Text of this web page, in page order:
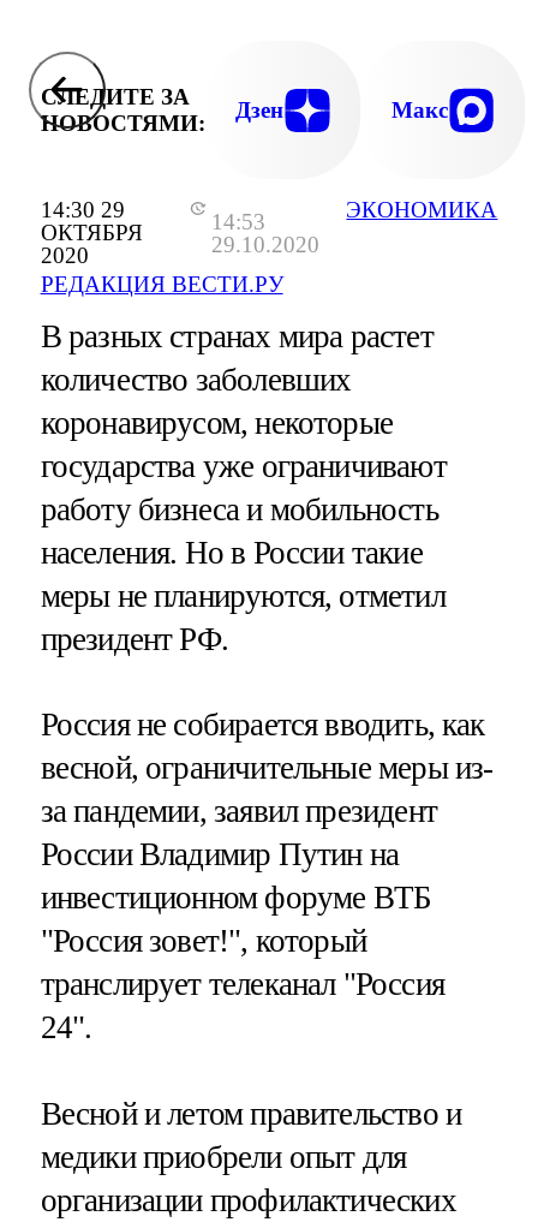
14:30 29
ОКТЯБРЯ
2020
14:53
29.10.2020
РЕДАКЦИЯ ВЕСТИ.РУ
ЭКОНОМИКА
СЛЕДИТЕ ЗА
НОВОСТЯМИ:
Дзен Макс
В разных странах мира растет
количество заболевших
коронавирусом, некоторые
государства уже ограничивают
работу бизнеса и мобильность
населения. Но в России такие
меры не планируются, отметил
президент РФ.
Россия не собирается вводить, как
весной, ограничительные меры из-
за пандемии, заявил президент
России Владимир Путин на
инвестиционном форуме ВТБ
"Россия зовет!", который
транслирует телеканал "Россия
24".
Весной и летом правительство и
медики приобрели опыт для
организации профилактических